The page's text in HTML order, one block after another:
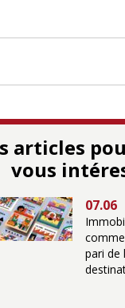
articles
vous
07.06
pari de